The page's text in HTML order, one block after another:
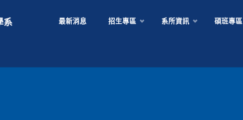
系 最新消息 招生專區 系所資訊 碩班專區